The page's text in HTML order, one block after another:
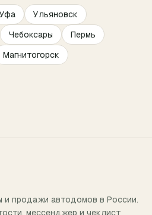
Уфа
Ульяновск
Чебоксары
Пермь
Магнитогорск
и продажи автодомов в России.